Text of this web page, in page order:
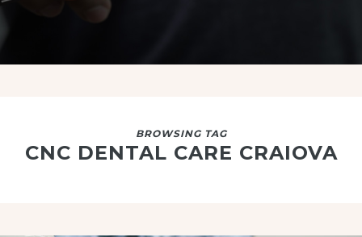
BROWSING TAG
CNC DENTAL CARE CRAIOVA